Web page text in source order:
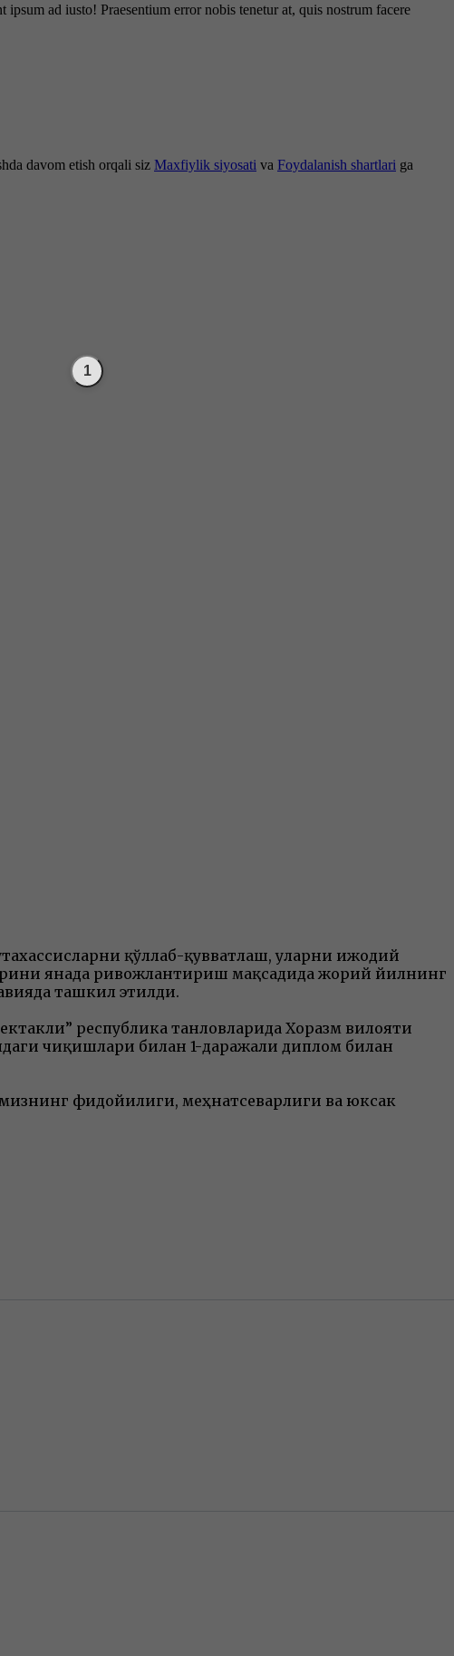
ad iusto! Praesentium error nobis tenetur at, quis nostrum facere
davom etish orqali siz Maxfiylik siyosati va Foydalanish shartlari ga
қўллаб-қувватлаш, уларни ижодий
янада ривожлантириш мақсадида жорий йилнинг
ташкил этилди.
республика танловларида Хоразм вилояти
чиқишлари билан 1-даражали диплом билан
фидойилиги, меҳнатсеварлиги ва юксак